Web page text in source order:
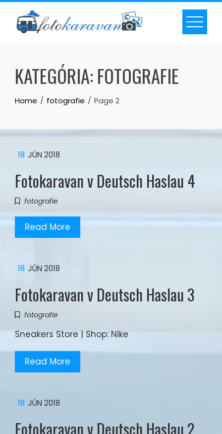
Skip
content
KATEGÓRIA: FOTOGRAFIE
Home fotografie Page 2
18 JÚN 2018
Fotokaravan v Deutsch Haslau 4
fotografie
Read More
18 JÚN 2018
Fotokaravan v Deutsch Haslau 3
fotografie
Sneakers Store | Shop: Nike
Read More
18 JÚN 2018
Fotokaravan v Deutsch Haslau 2